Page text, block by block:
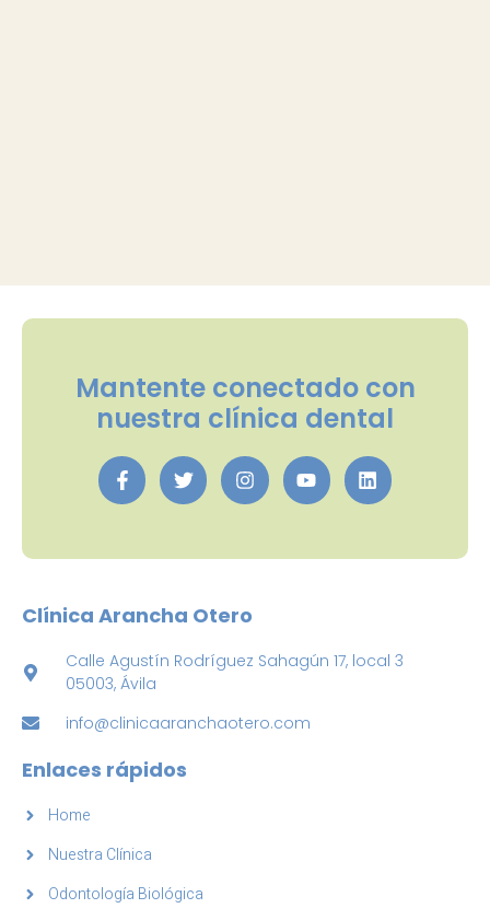
Mantente conectado con
nuestra clínica dental
Clínica Arancha Otero
Calle Agustín Rodríguez Sahagún 17, local 3
05003, Ávila
info@clinicaaranchaotero.com
Enlaces rápidos
Home
Nuestra Clínica
Odontología Biológica